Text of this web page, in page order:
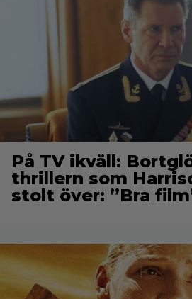
På TV ikväll:
thrillern som
stolt över: ”Bra